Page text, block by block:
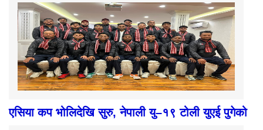
एसिया कप भोलिदेखि सुरु, नेपाली यु–१९ टोली युएई पुगेको